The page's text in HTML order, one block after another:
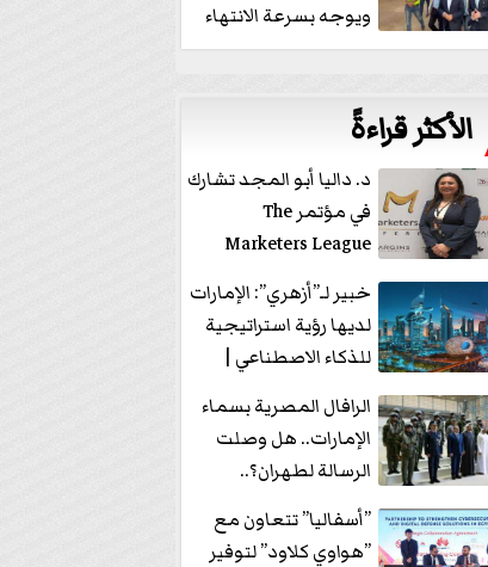
ويوجه بسرعة الانتهاء
من...
الأكثر قراءةً
د. داليا أبو المجد تشارك
في مؤتمر The
Marketers League
وتدير جلسة...
خبير لـ”أزهري”: الإمارات
لديها رؤية استراتيجية
للذكاء الاصطناعي |
الرافال المصرية بسماء
الإمارات.. هل وصلت
الرسالة لطهران؟..
”ماعت جروب” تُجيب؟
”أسفاليا” تتعاون مع
”هواوي كلاود” لتوفير